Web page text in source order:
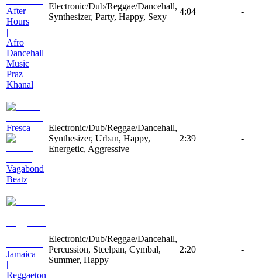
After
Hours
|
Afro
Dancehall
Music
Praz
Khanal
Electronic/Dub/Reggae/Dancehall,
Synthesizer, Party, Happy, Sexy
4:04 -
Fresca
Vagabond
Beatz
Electronic/Dub/Reggae/Dancehall,
Synthesizer, Urban, Happy,
Energetic, Aggressive
2:39 -
Jamaica
|
Reggaeton
Electronic/Dub/Reggae/Dancehall,
Percussion, Steelpan, Cymbal,
Summer, Happy
2:20 -